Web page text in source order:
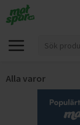
Alla varor